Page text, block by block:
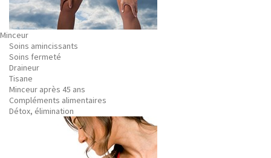
Minceur
Soins amincissants
Soins fermeté
Draineur
Tisane
Minceur après 45 ans
Compléments alimentaires
Détox, élimination